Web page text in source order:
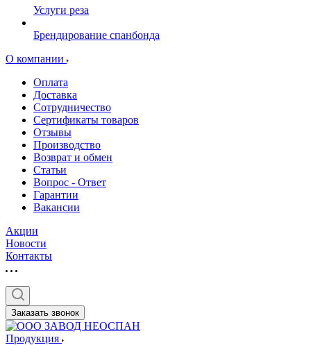
Услуги реза
Брендирование спанбонда
О компании
Оплата
Доставка
Сотрудничество
Сертификаты товаров
Отзывы
Производство
Возврат и обмен
Статьи
Вопрос - Ответ
Гарантии
Вакансии
Акции
Новости
Контакты
Заказать звонок
Продукция